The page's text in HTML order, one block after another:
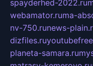
spayderhed-2022.ru
webamator.ruma-
nv-750.runews-
dizfiles.ru
planeta-samara.ru